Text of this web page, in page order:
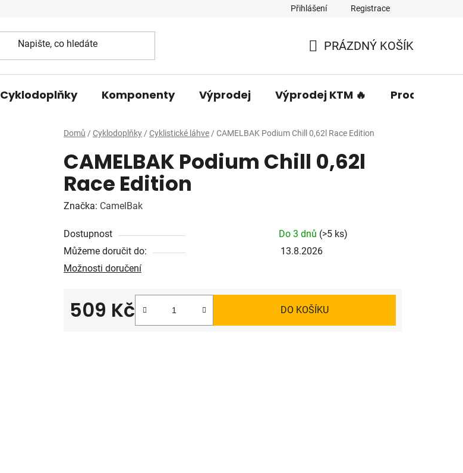
Přihlášení Registrace
KOŠÍK
PRÁZDNÝ KOŠÍK
Cyklodoplňky Komponenty Výprodej Výprodej KTM 🔥 Prodávané
Domů / Cyklodoplňky / Cyklistické láhve / CAMELBAK Podium Chill 0,62l Race Edition
CAMELBAK Podium Chill 0,62l
Race Edition
Značka: CamelBak
Dostupnost Do 3 dnů (>5 ks)
Můžeme doručit do:
13.8.2026
Možnosti doručení
509 Kč DO KOŠÍKU